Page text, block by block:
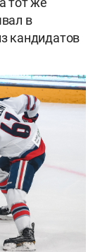
в
кандидатов